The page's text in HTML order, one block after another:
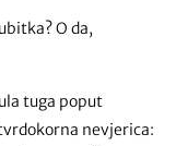
O da,
tuga poput
nevjerica: